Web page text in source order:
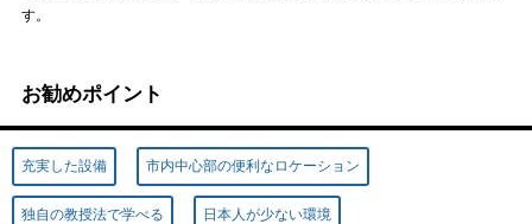
す。
お勧めポイント
充実した設備 市内中心部の便利なロケーション
独自の教授法で学べる 日本人が少ない環境